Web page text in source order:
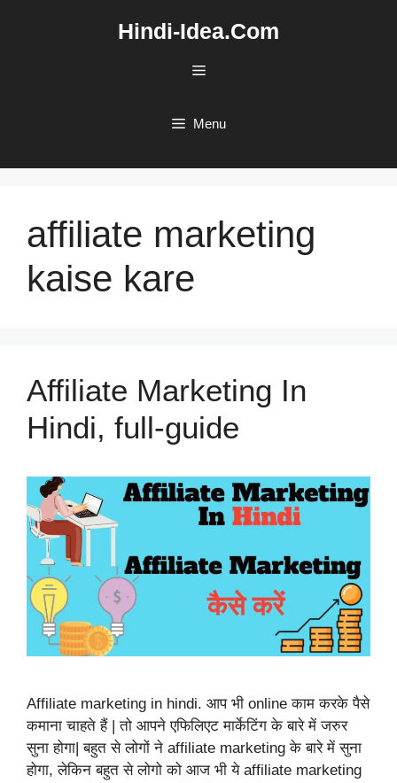
Hindi-Idea.Com
Menu
Menu
affiliate marketing
kaise kare
Affiliate Marketing In
Hindi, full-guide
Affiliate marketing in hindi. आप भी online काम करके पैसे
कमाना चाहते हैं | तो आपने एफिलिएट मार्केटिंग के बारे में जरुर
सुना होगा| बहुत से लोगों ने affiliate marketing के बारे में सुना
होगा, लेकिन बहुत से लोगो को आज भी ये affiliate marketing